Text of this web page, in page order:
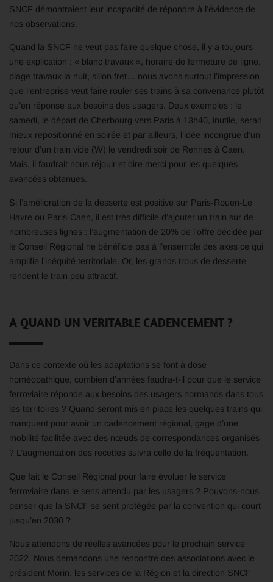
SNCF démontraient leur incapacité de répondre à l’évidence de
nos observations.
Quand la SNCF ne veut pas faire quelque chose, il y a toujours
une explication : « blanc travaux », horaire de fermeture de ligne,
plage travaux la nuit, sillon fret… nous avons surtout l’impression
que l’entreprise veut faire rouler ses trains à sa convenance plutôt
qu’en réponse aux besoins des usagers. Deux exemples : le
samedi, le départ de Cherbourg vers Paris à 13h40, inutile, serait
mieux repositionné en soirée et par ailleurs, l’idée incongrue d’un
retour d’un train vide (W) le vendredi soir de Rennes à Caen.
Mais, il faudrait nous réjouir et dire merci pour les quelques
avancées obtenues.
Si l’amélioration de la desserte est positive sur Paris-Rouen-Le
Havre ou Paris-Caen, il est très difficile d’ajouter un train sur de
nombreuses lignes : l’augmentation de 20% de l’offre décidée par
le Conseil Régional ne bénéficie pas à l’ensemble des axes ce qui
amplifie l’inéquité territoriale. Or, les grands trous de desserte
rendent le train peu attractif.
A QUAND UN VERITABLE CADENCEMENT ?
Dans ce contexte où les adaptations se font à dose
homéopathique, combien d’années faudra-t-il pour que le service
ferroviaire réponde aux besoins des usagers normands dans tous
les territoires ? Quand seront mis en place les quelques trains qui
manquent pour avoir un cadencement régional, gage d’une
mobilité facilitée avec des nœuds de correspondances organisés
? L’augmentation des recettes suivra celle de la fréquentation.
Que fait le Conseil Régional pour faire évoluer le service
ferroviaire dans le sens attendu par les usagers ? Pouvons-nous
penser que la SNCF se sent protégée par la convention qui court
jusqu’en 2030 ?
Nous attendons de réelles avancées pour le prochain service
2022. Nous demandons une rencontre des associations avec le
président Morin, les services de la Région et la direction SNCF